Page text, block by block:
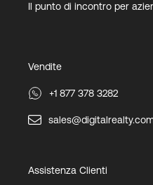
Il punto di incontro per
Vendite
+1 877 378 3282
Assistenza Clienti